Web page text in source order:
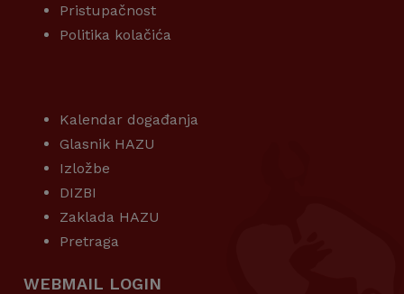
Pristupačnost
Politika kolačića
Kalendar događanja
Glasnik HAZU
Izložbe
DIZBI
Zaklada HAZU
Pretraga
WEBMAIL LOGIN